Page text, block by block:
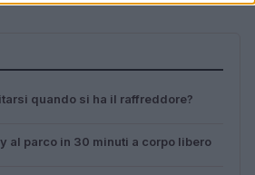
quando si ha il raffreddore?
al parco in 30 minuti a corpo libero